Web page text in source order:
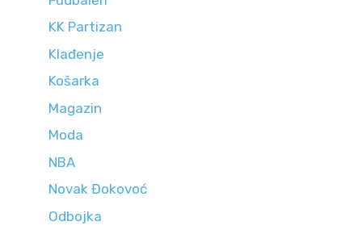
KK Partizan
Klađenje
Košarka
Magazin
Moda
NBA
Novak Đokovoć
Odbojka